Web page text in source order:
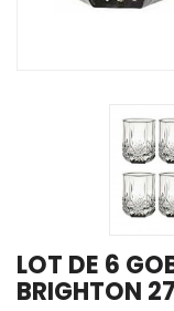
LOT DE 6
BRIGHTON